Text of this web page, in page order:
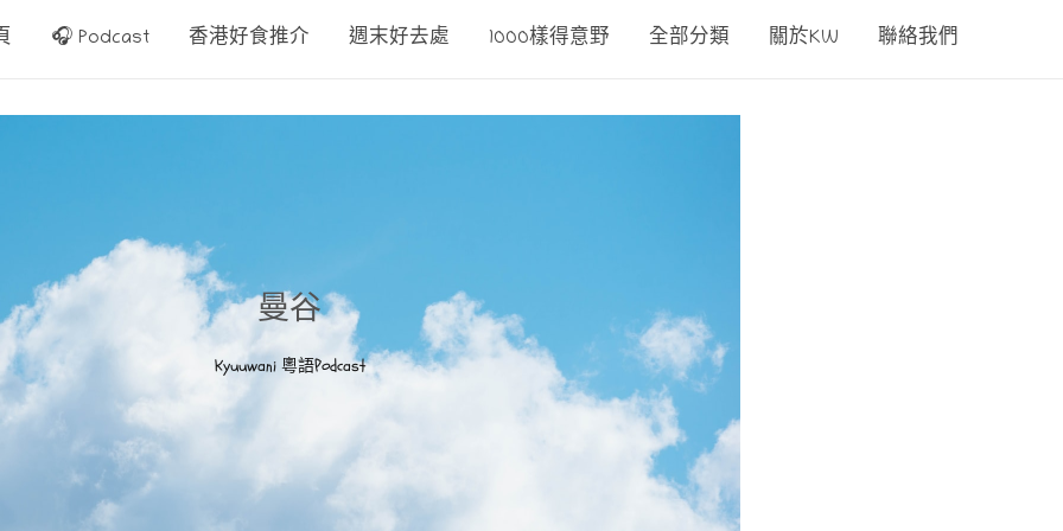
🎧 Podcast 香港好食推介 週末好去處 1000樣得意野 全部分類 關於KW 聯絡我們
曼谷
Kyuuwani 粵語Podcast